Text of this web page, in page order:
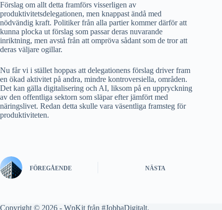
Förslag om allt detta framförs visserligen av
produktivitetsdelegationen, men knappast ändå med
nödvändig kraft. Politiker från alla partier kommer därför att
kunna plocka ut förslag som passar deras nuvarande
inriktning, men avstå från att ompröva sådant som de tror att
deras väljare ogillar.
Nu får vi i stället hoppas att delegationens förslag driver fram
en ökad aktivitet på andra, mindre kontroversiella, områden.
Det kan gälla digitalisering och AI, liksom på en uppryckning
av den offentliga sektorn som släpar efter jämfört med
näringslivet. Redan detta skulle vara väsentliga framsteg för
produktiviteten.
FÖREGÅENDE NÄSTA
Copyright © 2026 - WpKit från #JobbaDigitalt.